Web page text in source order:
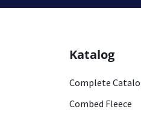
Katalog
Complete
Combed Fleece